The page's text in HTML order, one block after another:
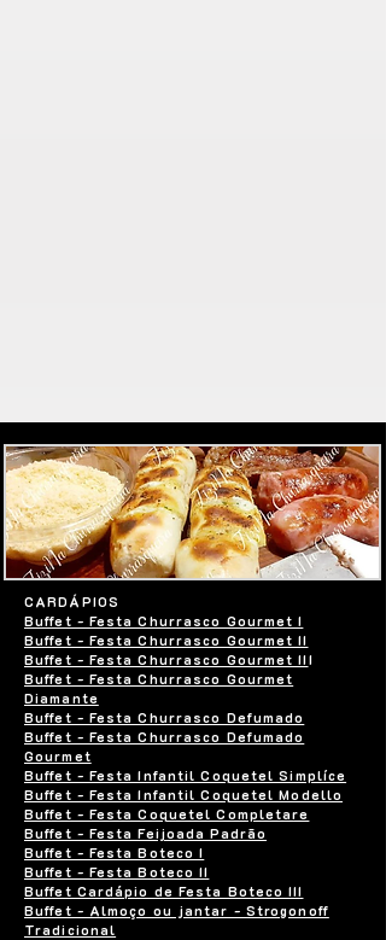
CARDÁPIOS
Buffet - Festa Churrasco Gourmet I
Buffet - Festa Churrasco Gourmet II
Buffet - Festa Churrasco Gourmet III
Buffet - Festa Churrasco Gourmet
Diamante
Buffet - Festa Churrasco Defumado
Buffet - Festa Churrasco Defumado
Gourmet
Buffet - Festa Infantil Coquetel Simplíce
Buffet - Festa Infantil Coquetel Modello
Buffet - Festa Coquetel Completare
Buffet - Festa Feijoada Padrão
Buffet - Festa Boteco I
Buffet - Festa Boteco II
Buffet Cardápio de Festa Boteco III
Buffet - Almoço ou jantar - Strogonoff
Tradicional